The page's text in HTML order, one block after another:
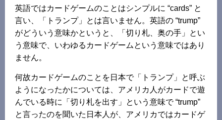
英語ではカードゲームのことはシンプルに “cards” と
言い、「トランプ」とは言いません。英語の “trump”
がどういう意味かというと、「切り札、奥の手」とい
う意味で、いわゆるカードゲームという意味ではあり
ません。
何故カードゲームのことを日本で「トランプ」と呼ぶ
ようになったかについては、アメリカ人がカードで遊
んでいる時に「切り札を出す」という意味で “trump”
と言ったのを聞いた日本人が、アメリカではカードゲ